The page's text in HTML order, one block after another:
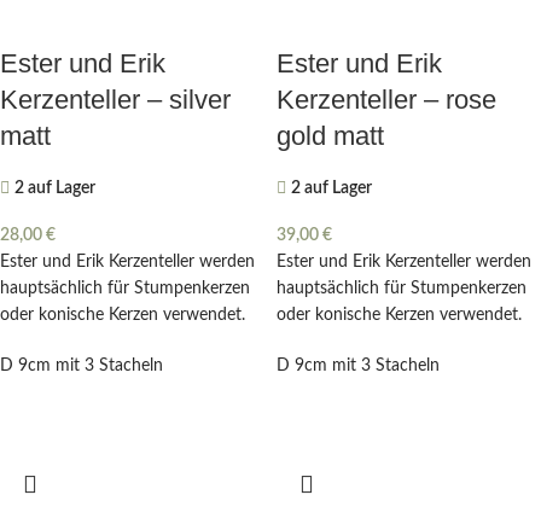
Ester und Erik
Kerzenteller – silver
matt
2 auf Lager
28,00 €
Ester und Erik Kerzenteller werden
hauptsächlich für Stumpenkerzen
oder konische Kerzen verwendet.
D 9cm mit 3 Stacheln
Ester und Erik
Kerzenteller – rose
gold matt
2 auf Lager
39,00 €
Ester und Erik Kerzenteller werden
hauptsächlich für Stumpenkerzen
oder konische Kerzen verwendet.
D 9cm mit 3 Stacheln